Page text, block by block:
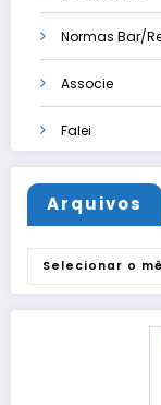
Normas Bar/
Associe
Falei
Arquivos
Arquivos